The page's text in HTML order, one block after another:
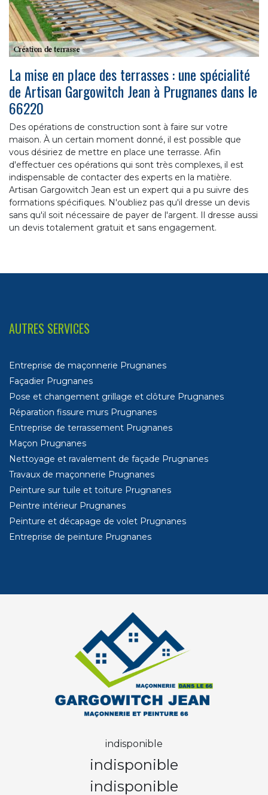
La mise en place des terrasses : une spécialité
de Artisan Gargowitch Jean à Prugnanes dans le
66220
Des opérations de construction sont à faire sur votre
maison. À un certain moment donné, il est possible que
vous désiriez de mettre en place une terrasse. Afin
d'effectuer ces opérations qui sont très complexes, il est
indispensable de contacter des experts en la matière.
Artisan Gargowitch Jean est un expert qui a pu suivre des
formations spécifiques. N'oubliez pas qu'il dresse un devis
sans qu'il soit nécessaire de payer de l'argent. Il dresse aussi
un devis totalement gratuit et sans engagement.
AUTRES SERVICES
Entreprise de maçonnerie Prugnanes
Façadier Prugnanes
Pose et changement grillage et clôture Prugnanes
Réparation fissure murs Prugnanes
Entreprise de terrassement Prugnanes
Maçon Prugnanes
Nettoyage et ravalement de façade Prugnanes
Travaux de maçonnerie Prugnanes
Peinture sur tuile et toiture Prugnanes
Peintre intérieur Prugnanes
Peinture et décapage de volet Prugnanes
Entreprise de peinture Prugnanes
indisponible
indisponible
indisponible